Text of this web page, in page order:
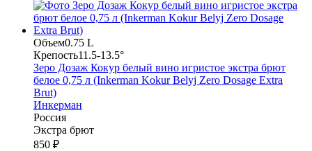
Объем0.75 L
Крепость11.5-13.5°
Зеро Дозаж Кокур белый вино игристое экстра брют
белое 0,75 л (Inkerman Kokur Belyj Zero Dosage Extra
Brut)
Инкерман
Россия
Экстра брют
850 ₽